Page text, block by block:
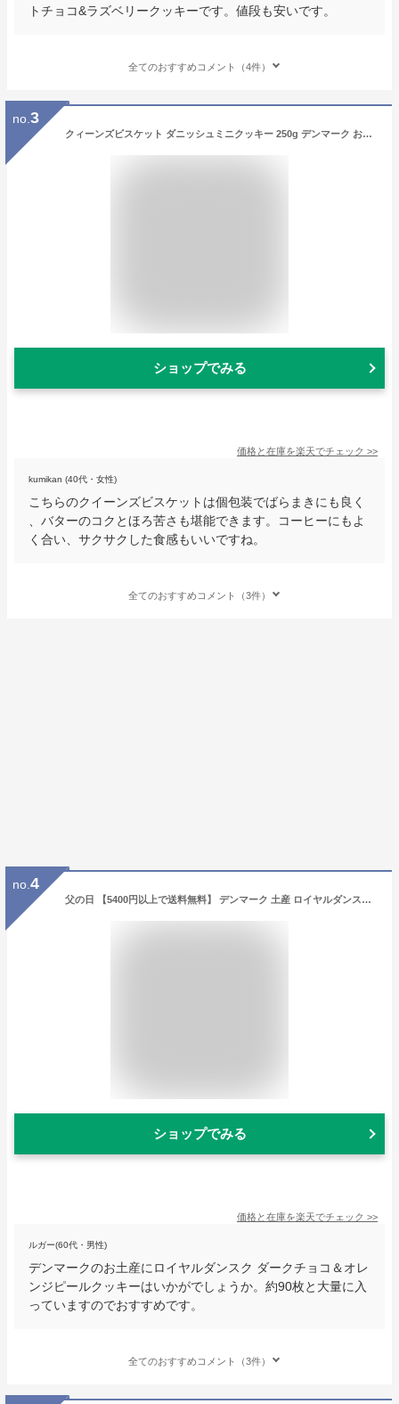
トチョコ&ラズベリークッキーです。値段も安いです。
全てのおすすめコメント（4件）
no. 3
クィーンズビスケット ダニッシュミニクッキー 250g デンマーク お菓子 クッキー ミニクッキー デニッシュ スイーツ 焼き菓子 洋菓子 おやつ 間食 ティータイム コーヒータイム お土産 プレゼント ギフト サクサク ほろ苦 バター リッチ 香ばしい 濃厚 小ぶり 個包装 手土産
ショップでみる
価格と在庫を楽天でチェック >>
kumikan (40代・女性)
こちらのクイーンズビスケットは個包装でばらまきにも良く
、バターのコクとほろ苦さも堪能できます。コーヒーにもよ
く合い、サクサクした食感もいいですね。
全てのおすすめコメント（3件）
no. 4
父の日 【5400円以上で送料無料】 デンマーク 土産 ロイヤルダンスク ダークチョコ＆オレンジピールクッキー お菓子缶 【251254】
ショップでみる
価格と在庫を楽天でチェック >>
ルガー(60代・男性)
デンマークのお土産にロイヤルダンスク ダークチョコ＆オレ
ンジピールクッキーはいかがでしょうか。約90枚と大量に入
っていますのでおすすめです。
全てのおすすめコメント（3件）